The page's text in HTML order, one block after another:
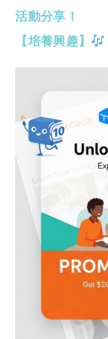
活動分享！
【培養興趣】